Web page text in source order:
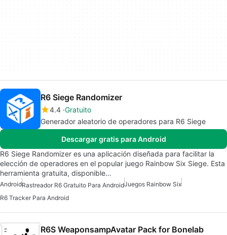
R6 Siege Randomizer
4.4 Gratuito
Generador aleatorio de operadores para R6 Siege
Descargar gratis para Android
R6 Siege Randomizer es una aplicación diseñada para facilitar la
elección de operadores en el popular juego Rainbow Six Siege. Esta
herramienta gratuita, disponible…
AndroidRastreador R6 Gratuito Para AndroidJuegos Rainbow Six
R6 Tracker Para Android
R6S WeaponsampAvatar Pack for Bonelab